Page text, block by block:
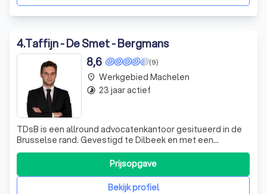
4.Taffijn - De Smet - Bergmans
(9)
8,6
TDsB is een allround advocatenkantoor gesitueerd in de
Brusselse rand. Gevestigd te Dilbeek en met een
bijkantoor in het centrum van Halle, bevinden wij ons in het
hart van de regio’s Brussel en Halle-Vilvoorde. Het
kantoor is vlot bereikbaar via de grote invalswegen rond
Brussel en tevens via openbBekijk profiel
Prijsopgave
place Werkgebied Machelen
timelapse 23 jaar actief